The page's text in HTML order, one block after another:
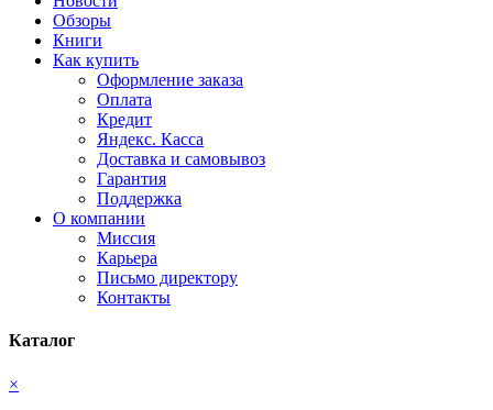
Обзоры
Книги
Как купить
Оформление заказа
Оплата
Кредит
Яндекс. Касса
Доставка и самовывоз
Гарантия
Поддержка
О компании
Миссия
Карьера
Письмо директору
Контакты
Каталог
×